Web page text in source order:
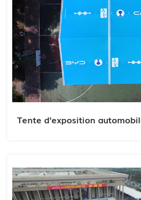
Tente d'exposition